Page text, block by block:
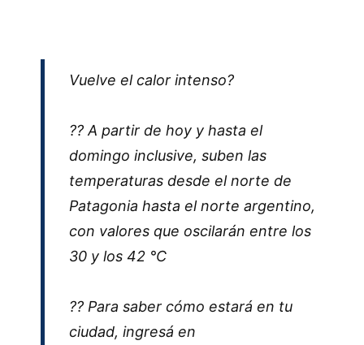
Vuelve el calor intenso?
?? A partir de hoy y hasta el
domingo inclusive, suben las
temperaturas desde el norte de
Patagonia hasta el norte argentino,
con valores que oscilarán entre los
30 y los 42 °C
?? Para saber cómo estará en tu
ciudad, ingresá en